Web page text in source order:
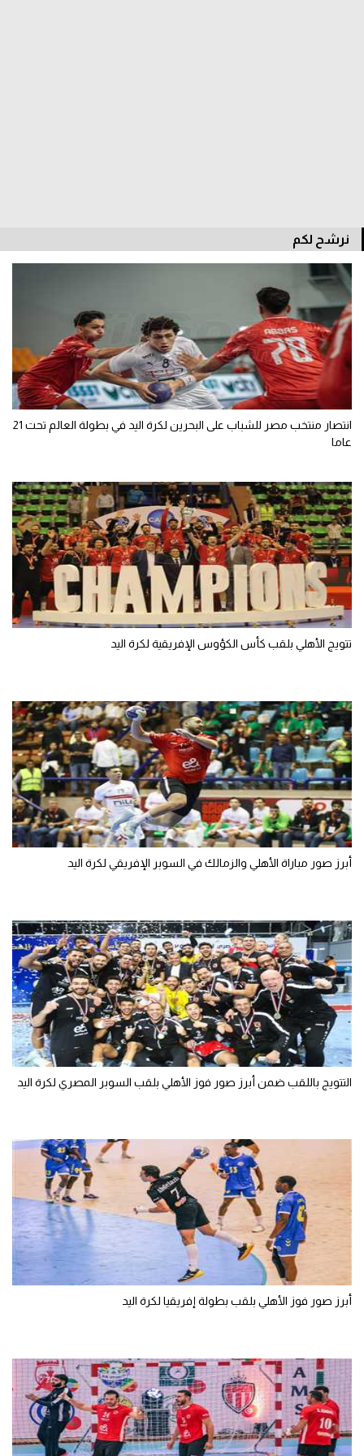
أقسام خاصة
ميركاتو
تحقيق في الجول
تقرير في الجول
تحليل في الجول
حكايات في الجول
فيديو في الجول
نرشح لكم
انتصار منتخب مصر للشباب على البحرين لكرة اليد في بطولة العالم تحت 21
عاما
تتويج الأهلي بلقب كأس الكؤوس الإفريقية لكرة اليد
أبرز صور مباراة الأهلي والزمالك في السوبر الإفريقي لكرة اليد
التتويج باللقب ضمن أبرز صور فوز الأهلي بلقب السوبر المصري لكرة اليد
أبرز صور فوز الأهلي بلقب بطولة إفريقيا لكرة اليد